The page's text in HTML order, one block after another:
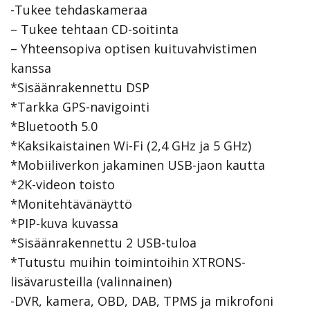
-Tukee tehdaskameraa
– Tukee tehtaan CD-soitinta
– Yhteensopiva optisen kuituvahvistimen
kanssa
*Sisäänrakennettu DSP
*Tarkka GPS-navigointi
*Bluetooth 5.0
*Kaksikaistainen Wi-Fi (2,4 GHz ja 5 GHz)
*Mobiiliverkon jakaminen USB-jaon kautta
*2K-videon toisto
*Monitehtävänäyttö
*PIP-kuva kuvassa
*Sisäänrakennettu 2 USB-tuloa
*Tutustu muihin toimintoihin XTRONS-
lisävarusteilla (valinnainen)
-DVR, kamera, OBD, DAB, TPMS ja mikrofoni